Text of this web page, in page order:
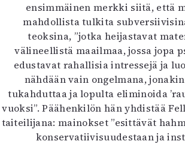
ensimmäinen merkki siitä, että
mahdollista tulkita
teoksina, ”jotka heijastavat
välineellistä maailmaa, jossa jopa
edustavat rahallisia intressejä ja
nähdään vain ongelmana,
tukahduttaa ja lopulta eliminoida
vuoksi”. Päähenkilön hän yhdistää
taiteilijana: mainokset ”esittävät
konservatiivisuudestaan ja